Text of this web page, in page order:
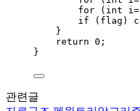
for ( int i =
if (flag)
}
return 0 ;
}
관련글